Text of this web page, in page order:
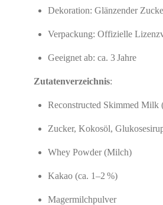
Dekoration: Glänzender
Verpackung: Offizielle
Geeignet ab: ca. 3 Jahre
Zutatenverzeichnis:
Reconstructed Skimmed Milk
Zucker, Kokosöl,
Whey Powder (Milch)
Kakao (ca. 1–2 %)
Magermilchpulver